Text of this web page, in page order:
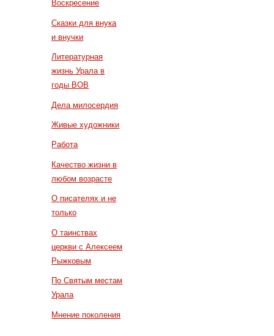
Воскресение
Сказки для внука
и внучки
Литературная
жизнь Урала в
годы ВОВ
Дела милосердия
Живые художники
Работа
Качество жизни в
любом возрасте
О писателях и не
только
О таинствах
церкви с Алексеем
Рыжковым
По Святым местам
Урала
Мнение поколения